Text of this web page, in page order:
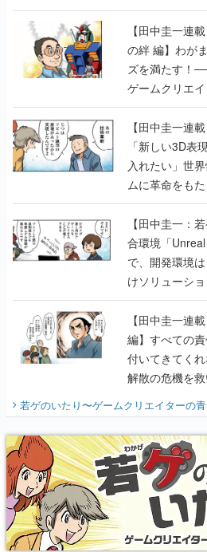
【田中圭一連載
の絆 編】わが
ズを満たす！
ゲームクリエ
【若ゲのいた
【田中圭一連
「新しい3D表
入れたい」世
ムに革命をも
のいたり】
【田中圭一：
合環境「
で、開発環境
けソリューシ
に行って、よ
【田中圭一連
編】すべての責
付いてきてく
解散の危機を
『少年ジャン
り】
若ゲのいたり〜ゲームクリエイターの